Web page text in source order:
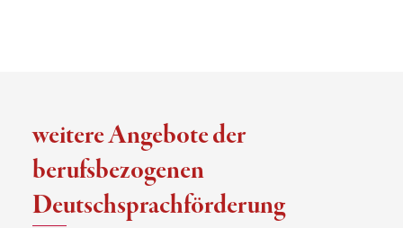
weitere Angebote der
berufsbezogenen
Deutschsprachförderung